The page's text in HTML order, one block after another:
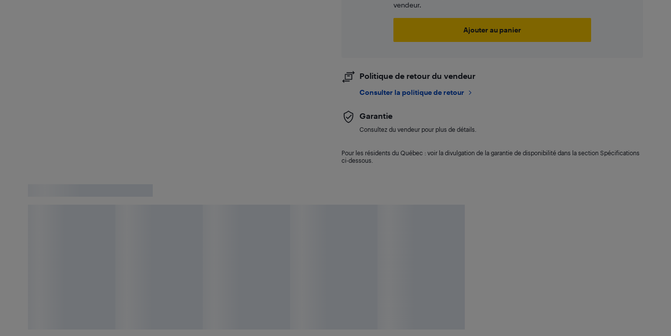
vendeur.
Ajouter au panier
Politique de retour du vendeur
Consulter la politique de retour
Garantie
Consultez du vendeur pour plus de détails.
Pour les résidents du Québec : voir la divulgation de la garantie de disponibilité dans la section Spécifications
ci-dessous.